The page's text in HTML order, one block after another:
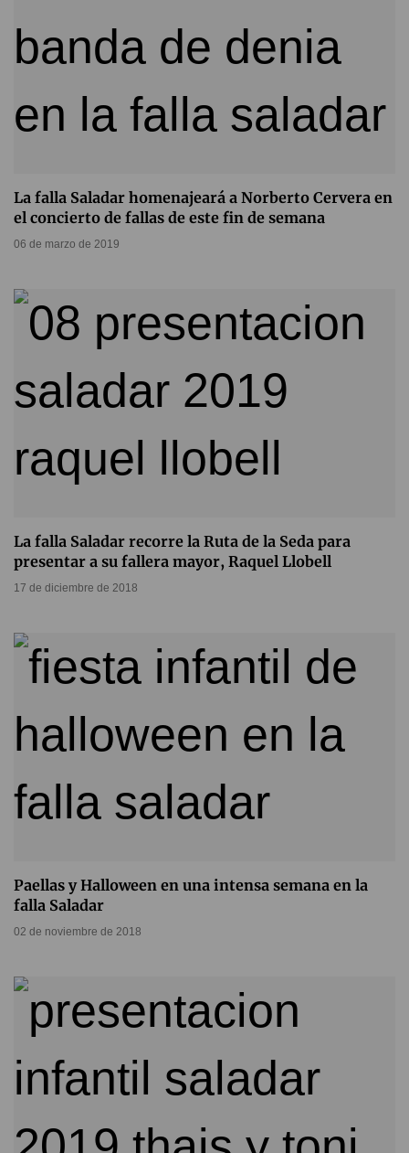
La falla Saladar homenajeará a Norberto Cervera en
el concierto de fallas de este fin de semana
06 de marzo de 2019
La falla Saladar recorre la Ruta de la Seda para
presentar a su fallera mayor, Raquel Llobell
17 de diciembre de 2018
Paellas y Halloween en una intensa semana en la
falla Saladar
02 de noviembre de 2018